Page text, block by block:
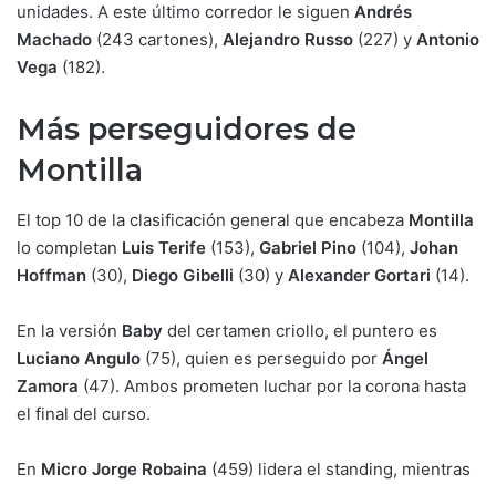
unidades. A este último corredor le siguen Andrés
Machado (243 cartones), Alejandro Russo (227) y Antonio
Vega (182).
Más perseguidores de
Montilla
El top 10 de la clasificación general que encabeza Montilla
lo completan Luis Terife (153), Gabriel Pino (104), Johan
Hoffman (30), Diego Gibelli (30) y Alexander Gortari (14).
En la versión Baby del certamen criollo, el puntero es
Luciano Angulo (75), quien es perseguido por Ángel
Zamora (47). Ambos prometen luchar por la corona hasta
el final del curso.
En Micro Jorge Robaina (459) lidera el standing, mientras